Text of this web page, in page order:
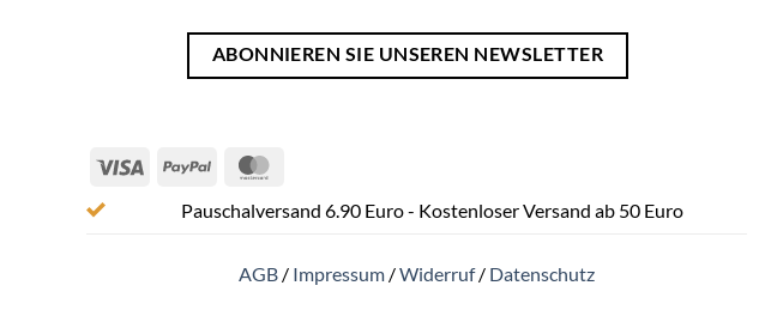
ABONNIEREN SIE UNSEREN NEWSLETTER
Visa PayPal
Pauschalversand 6.90 Euro - Kostenloser Versand ab 50 Euro
AGB / Impressum /Widerruf/ Datenschutz